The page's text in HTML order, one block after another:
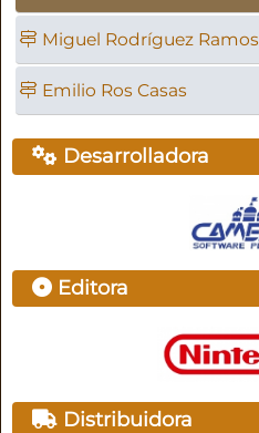
Miguel Rodríguez Ramos
Emilio Ros Casas
Desarrolladora
Editora
Distribuidora